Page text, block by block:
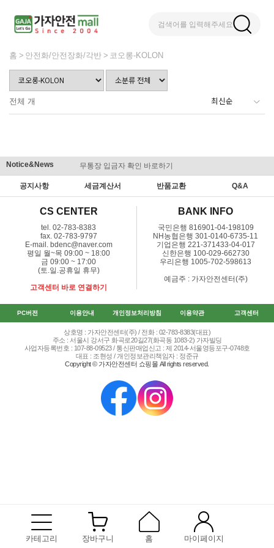
검색어를 입력해주세요
카테고리 장바구니 홈 마이페이지
홈 안전화/안전장화/각반 코오롱-KOLON
전체 개
Notice&News 무통장 입금자 확인 바로하기
공지사항 세금계산서 반품교환 Q&A
CS CENTER
tel. 02-783-8383
fax. 02-783-9797
E-mail. bdenc@naver.com
평일 월~목 09:00 ~ 18:00
금 09:00 ~ 17:00
(토.일.공휴일 휴무)
고객센터 바로 연결하기
BANK INFO
국민은행 816901-04-198109
NH농협은행 301-0140-6735-11
기업은행 221-371433-04-017
신한은행 100-029-662730
우리은행 1005-702-598613
예금주 : 가자안전센터(주)
PC버전 이용안내 개인정보처리방침 이용약관 고객센터
상호명 : 가자안전센터(주) / 전화 : 02-783-8383(대표)
주소 : 서울시 강서구 화곡로20길27(화곡동 1083-2) 가자빌딩
사업자등록번호 : 107-88-09523 / 통신판매업신고 : 제 2014-서울영등포구-0748호
대표 : 조현성 / 개인정보관리책임자 : 정준규
Copyright © 가자안전센터 쇼핑몰 All rights reserved.